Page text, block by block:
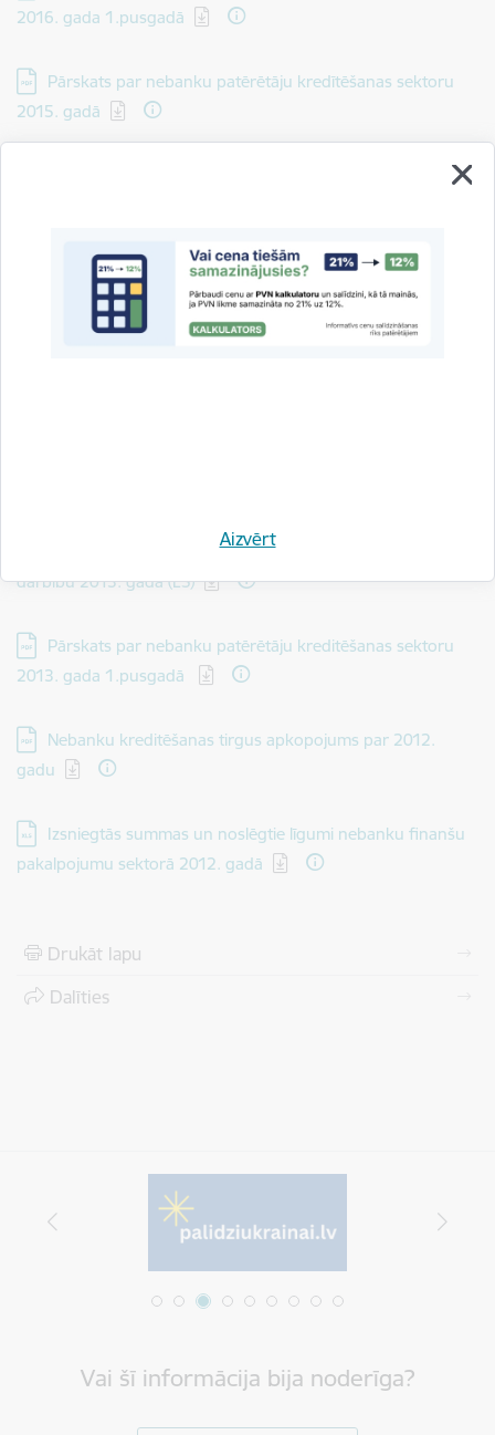
Aizvērt
2016. gada 1.pusgadā
Lejupielādēt:
Pārskats par nebanku patērētāju kredītēšanas sektoru
2015. gadā
Pārskats par nebanku patērētāju kreditēšanas sektoru
Lejupielādēt:
Pārskats par nebanku patērētāju kreditēšanas tirgus
darbību 2014. gadā (Pielikums pārskatam)
Pārskats par nebanku patērētāju kreditēšanas sektora
darbību 2013. gadā (LS)
Lejupielādēt:
Pārskats par nebanku patērētāju kreditēšanas sektoru
2013. gada 1.pusgadā
Lejupielādēt:
Nebanku kreditēšanas tirgus apkopojums par 2012.
gadu
Lejupielādēt:
Izsniegtās summas un noslēgtie līgumi nebanku finanšu
pakalpojumu sektorā 2012. gadā
Drukāt lapu
Dalīties
Vai šī informācija bija noderīga?